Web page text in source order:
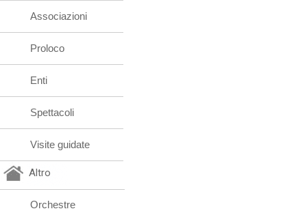
Associazioni
Proloco
Enti
Spettacoli
Visite guidate
Altro
Orchestre